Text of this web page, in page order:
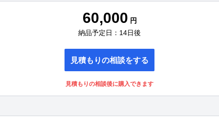
60,000 円
納品予定日：14日後
見積もりの相談をする
見積もりの相談後に購入できます